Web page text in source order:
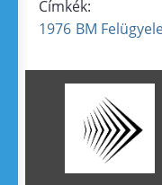
Címkék:
1976 BM